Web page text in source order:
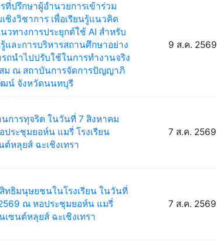
ที่ปรึกษาผู้อำนวยการเข้าร่วม
ชิงวิชาการ เพื่อเรียนรู้แนวคิด
วทางการประยุกต์ใช้ AI สำหรับ
และการบริหารสถานศึกษาอย่าง
รถนำไปปรับใช้ในการทำงานจริง
สม ณ สถาบันการจัดการปัญญาภิ
น์ จังหวัดนนทบุรี
9 ส.ค. 2569
การทุจริต ในวันที่ 7 สิงหาคม
ระชุมยอห์น แมรี่ โรงเรียน
ต์หลุยส์ ฉะเชิงเทรา
7 ส.ค. 2569
ทธิมนุษยชนในโรงเรียน ในวันที่
ณ หอประชุมยอห์น แมรี่
เซนต์หลุยส์ ฉะเชิงเทรา
7 ส.ค. 2569